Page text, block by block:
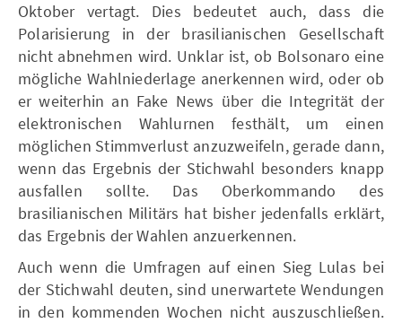
Oktober vertagt. Dies bedeutet auch, dass die
Polarisierung in der brasilianischen Gesellschaft
nicht abnehmen wird. Unklar ist, ob Bolsonaro eine
mögliche Wahlniederlage anerkennen wird, oder ob
er weiterhin an Fake News über die Integrität der
elektronischen Wahlurnen festhält, um einen
möglichen Stimmverlust anzuzweifeln, gerade dann,
wenn das Ergebnis der Stichwahl besonders knapp
ausfallen sollte. Das Oberkommando des
brasilianischen Militärs hat bisher jedenfalls erklärt,
das Ergebnis der Wahlen anzuerkennen.
Auch wenn die Umfragen auf einen Sieg Lulas bei
der Stichwahl deuten, sind unerwartete Wendungen
in den kommenden Wochen nicht auszuschließen.